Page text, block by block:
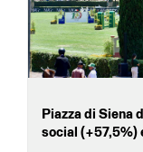
Piazza di Siena
social (+57,5%)